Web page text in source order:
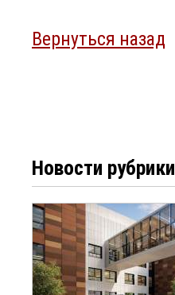
Вернуться назад
Новости рубрики